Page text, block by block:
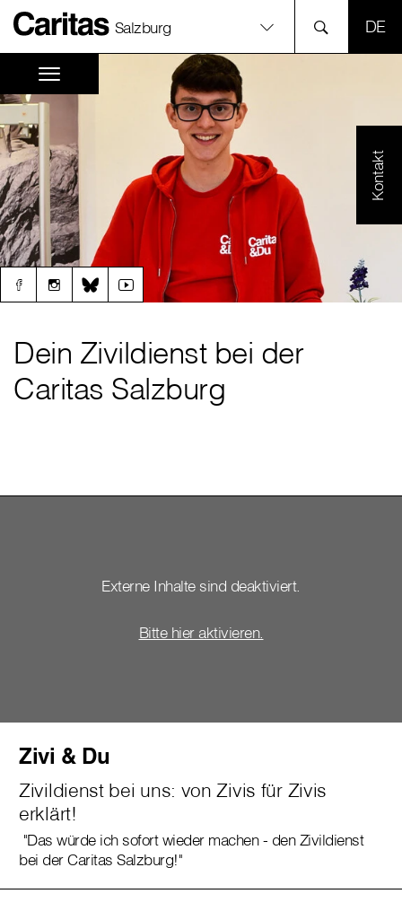
Salzburg
Kontakt
Dein Zivildienst bei der
Caritas Salzburg
Externe Inhalte sind deaktiviert.
Bitte hier aktivieren.
Zivi & Du
Zivildienst bei uns: von Zivis für Zivis
erklärt!
"Das würde ich sofort wieder machen - den Zivildienst
bei der Caritas Salzburg!"